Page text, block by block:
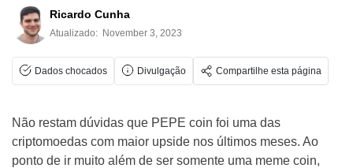
Ricardo Cunha
Atualizado: November 3, 2023
Dados chocados Divulgação Compartilhe esta página
Não restam dúvidas que PEPE coin foi uma das
criptomoedas com maior upside nos últimos meses. Ao
ponto de ir muito além de ser somente uma meme coin,